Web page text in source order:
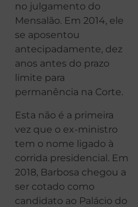
no julgamento do
Mensalão. Em 2014, ele
se aposentou
antecipadamente, dez
anos antes do prazo
limite para
permanência na Corte.
Esta não é a primeira
vez que o ex-ministro
tem o nome ligado à
corrida presidencial. Em
2018, Barbosa chegou a
ser cotado como
candidato ao Palácio do